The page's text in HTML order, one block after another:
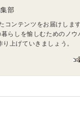
部
コンテンツをお届けしま
らしを愉しむためのノウ
上げていきましょう。